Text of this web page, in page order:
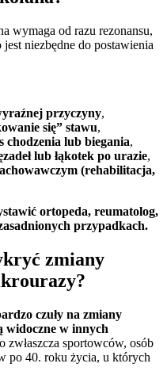
wymaga od razu rezonansu,
niezbędne do postawienia
przyczyny,
się” stawu,
chodzenia lub biegania,
lub łąkotek po urazie,
(rehabilitacja,
ortopeda, reumatolog,
przypadkach.
zmiany
czuły na zmiany
widoczne w innych
zwłaszcza sportowców, osób
po 40. roku życia, u których